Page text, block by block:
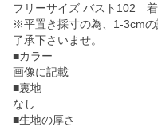
フリーサイズ バスト102
※平置き採寸の為、1-3cm
了承下さいませ。
■カラー
画像に記載
■裏地
なし
■生地の厚さ